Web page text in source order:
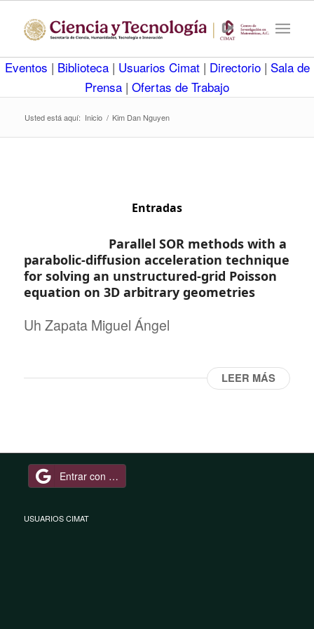
Eventos | Biblioteca | Usuarios Cimat | Directorio | Sala de
Prensa | Ofertas de Trabajo
Usted está aquí: Inicio / Kim Dan Nguyen
Entradas
Parallel SOR methods with a
parabolic-diffusion acceleration technique
for solving an unstructured-grid Poisson
equation on 3D arbitrary geometries
Uh Zapata Miguel Ángel
LEER MÁS
Entrar con Google
USUARIOS CIMAT